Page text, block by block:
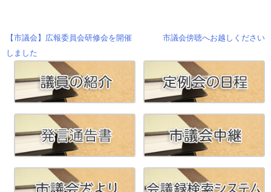
投
ナ
ゲ
ー
シ
【市議会】広報委員会研修会を開催
しました
市議会傍聴へお越しください